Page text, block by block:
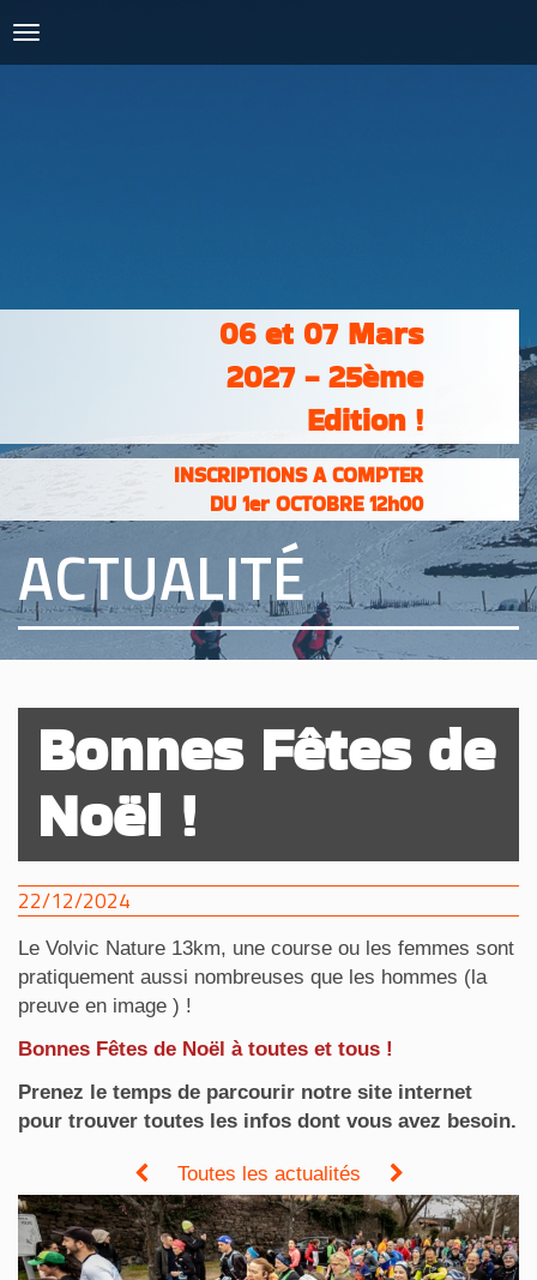
PHOTOS &
06 et 07 Mars
2027 - 25ème
Edition !
INSCRIPTIONS A COMPTER
DU 1er OCTOBRE 12h00
ACTUALITÉ
Bonnes Fêtes de
Noël !
22/12/2024
Le Volvic Nature 13km, une course ou les femmes sont
pratiquement aussi nombreuses que les hommes (la
preuve en image ) !
Bonnes Fêtes de Noël à toutes et tous !
Prenez le temps de parcourir notre site internet
pour trouver toutes les infos dont vous avez besoin.
Toutes les actualités